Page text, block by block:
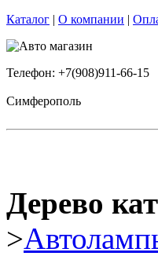
Каталог | О компании |
Телефон: +7(908)911-66-15
Симферополь
Дерево
>